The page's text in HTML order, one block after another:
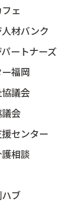
ェ
材バンク
ートナーズ
福岡
議会
会
センター
相談
ブ